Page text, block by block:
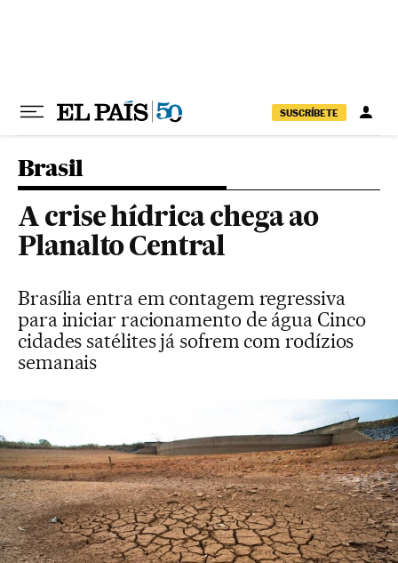
SUSCRÍBETE
Brasil
A crise hídrica chega ao
Planalto Central
Brasília entra em contagem regressiva
para iniciar racionamento de água Cinco
cidades satélites já sofrem com rodízios
semanais